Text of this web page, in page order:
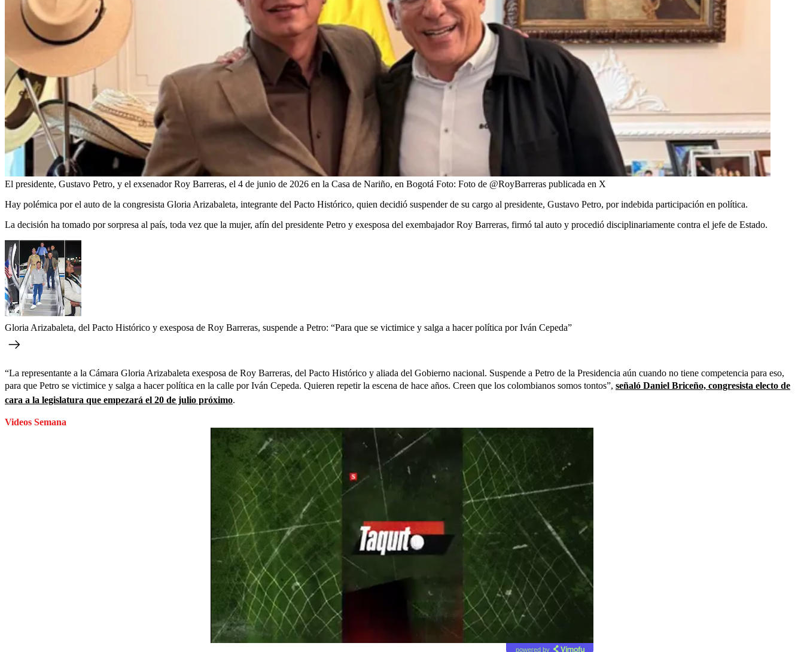
El presidente, Gustavo Petro, y el exsenador Roy Barreras, el 4 de junio de 2026 en la Casa de Nariño, en Bogotá Foto: Foto de @RoyBarreras publicada en X
Hay polémica por el auto de la congresista Gloria Arizabaleta, integrante del Pacto Histórico, quien decidió suspender de su cargo al presidente, Gustavo Petro, por indebida participación en política.
La decisión ha tomado por sorpresa al país, toda vez que la mujer, afín del presidente Petro y exesposa del exembajador Roy Barreras, firmó tal auto y procedió disciplinariamente contra el jefe de Estado.
Gloria Arizabaleta, del Pacto Histórico y exesposa de Roy Barreras, suspende a Petro: “Para que se victimice y salga a hacer política por Iván Cepeda”
“La representante a la Cámara Gloria Arizabaleta exesposa de Roy Barreras, del Pacto Histórico y aliada del Gobierno nacional. Suspende a Petro de la Presidencia aún cuando no tiene competencia para eso,
para que Petro se victimice y salga a hacer política en la calle por Iván Cepeda. Quieren repetir la escena de hace años. Creen que los colombianos somos tontos”, señaló Daniel Briceño, congresista electo de
cara a la legislatura que empezará el 20 de julio próximo.
Videos Semana
powered by